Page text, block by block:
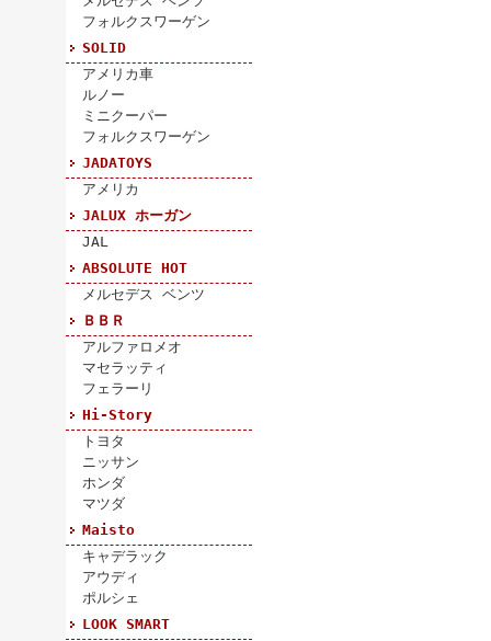
フォルクスワーゲン
SOLID
アメリカ車
ルノー
ミニクーパー
フォルクスワーゲン
JADATOYS
アメリカ
JALUX ホーガン
JAL
ABSOLUTE HOT
メルセデス ベンツ
ＢＢＲ
アルファロメオ
マセラッティ
フェラーリ
Hi-Story
トヨタ
ニッサン
ホンダ
マツダ
Maisto
キャデラック
アウディ
ポルシェ
LOOK SMART